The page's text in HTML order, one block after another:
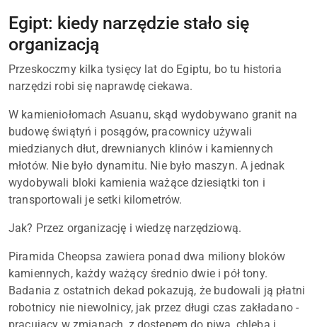
Egipt: kiedy narzędzie stało się
organizacją
Przeskoczmy kilka tysięcy lat do Egiptu, bo tu historia
narzędzi robi się naprawdę ciekawa.
W kamieniołomach Asuanu, skąd wydobywano granit na
budowę świątyń i posągów, pracownicy używali
miedzianych dłut, drewnianych klinów i kamiennych
młotów. Nie było dynamitu. Nie było maszyn. A jednak
wydobywali bloki kamienia ważące dziesiątki ton i
transportowali je setki kilometrów.
Jak? Przez organizację i wiedzę narzędziową.
Piramida Cheopsa zawiera ponad dwa miliony bloków
kamiennych, każdy ważący średnio dwie i pół tony.
Badania z ostatnich dekad pokazują, że budowali ją płatni
robotnicy nie niewolnicy, jak przez długi czas zakładano -